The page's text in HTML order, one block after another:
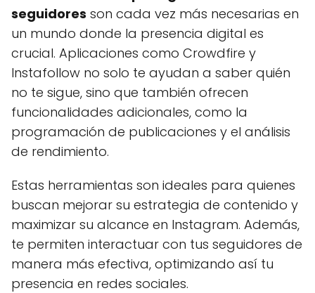
seguidores son cada vez más necesarias en
un mundo donde la presencia digital es
crucial. Aplicaciones como Crowdfire y
Instafollow no solo te ayudan a saber quién
no te sigue, sino que también ofrecen
funcionalidades adicionales, como la
programación de publicaciones y el análisis
de rendimiento.
Estas herramientas son ideales para quienes
buscan mejorar su estrategia de contenido y
maximizar su alcance en Instagram. Además,
te permiten interactuar con tus seguidores de
manera más efectiva, optimizando así tu
presencia en redes sociales.